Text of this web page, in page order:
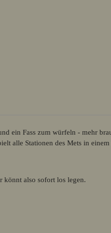
ein Fass zum würfeln - mehr
alle Stationen des Mets in
könnt also sofort los legen.